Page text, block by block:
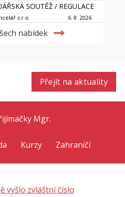
SOUTĚŽ / REGULACE
s.r.o. 6. 8. 2026
nabídek
Přejít na aktuality
Mgr.
Kurzy Zahraničí
vyšlo zvláštní číslo